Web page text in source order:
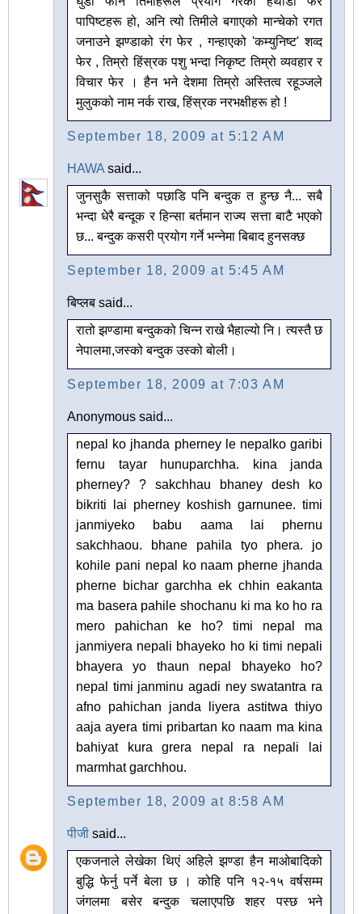
पापिष्टहरू हो, अनि त्यो तिमीले बगाएको मान्चेको रगत
जनाउने झण्डाको रंग फेर , गन्हाएको 'कम्युनिष्ट' शव्द
फेर , तिम्रो हिंस्रक पशु भन्दा निकृष्ट तिम्रो व्यवहार र
विचार फेर । हैन भने देशमा तिम्रो अस्तित्व रहूञ्जले
मुलुकको नाम नर्क राख, हिंस्रक नरभक्षीहरू हो !
September 18, 2009 at 5:12 AM
HAWA said...
जुनसुकै सत्ताको पछाडि पनि बन्दुक त हुन्छ नै... सबै
भन्दा धेरै बन्दूक र हिन्सा बर्तमान राज्य सत्ता बाटै भएको
छ... बन्दुक कसरी प्रयोग गर्ने भन्नेमा बिबाद हुनसक्छ
September 18, 2009 at 5:45 AM
बिप्लब said...
रातो झण्डामा बन्दुकको चिन्न राखे भैहाल्यो नि। त्यस्तै छ
नेपालमा,जस्को बन्दुक उस्को बोली।
September 18, 2009 at 7:03 AM
Anonymous said...
nepal ko jhanda pherney le nepalko garibi
fernu tayar hunuparchha. kina janda
pherney? ? sakchhau bhaney desh ko
bikriti lai pherney koshish garnunee. timi
janmiyeko babu aama lai phernu
sakchhaou. bhane pahila tyo phera. jo
kohile pani nepal ko naam pherne jhanda
pherne bichar garchha ek chhin eakanta
ma basera pahile shochanu ki ma ko ho ra
mero pahichan ke ho? timi nepal ma
janmiyera nepali bhayeko ho ki timi nepali
bhayera yo thaun nepal bhayeko ho?
nepal timi janminu agadi ney swatantra ra
afno pahichan janda liyera astitwa thiyo
aaja ayera timi pribartan ko naam ma kina
bahiyat kura grera nepal ra nepali lai
marmhat garchhou.
September 18, 2009 at 8:58 AM
पीजी said...
एकजनाले लेखेका थिएं अहिले झण्डा हैन माओबादिको
बुद्धि फेर्नु पर्ने बेला छ । कोहि पनि १२-१५ वर्षसम्म
जंगलमा बसेर बन्दुक चलाएपछि शहर पस्छ भने